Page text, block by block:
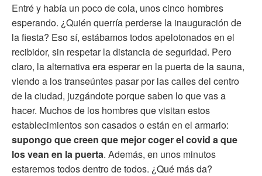
Entré y había un poco de cola, unos cinco hombres
esperando. ¿Quién querría perderse la inauguración de
la fiesta? Eso sí, estábamos todos apelotonados en el
recibidor, sin respetar la distancia de seguridad. Pero
claro, la alternativa era esperar en la puerta de la sauna,
viendo a los transeúntes pasar por las calles del centro
de la ciudad, juzgándote porque saben lo que vas a
hacer. Muchos de los hombres que visitan estos
establecimientos son casados o están en el armario:
supongo que creen que mejor coger el covid a que
los vean en la puerta. Además, en unos minutos
estaremos todos dentro de todos. ¿Qué más da?